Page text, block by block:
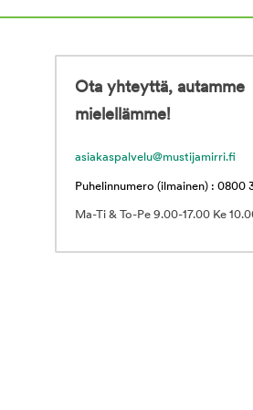
Ota yhteyttä, autamme
mielellämme!
asiakaspalvelu@mustijamirri.fi
Puhelinnumero (ilmainen) : 0800
Ma-Ti & To-Pe 9.00-17.00 Ke